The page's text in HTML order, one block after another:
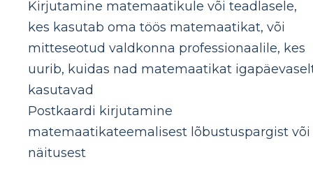
Kirjutamine matemaatikule või teadlasele,
kes kasutab oma töös matemaatikat, või
mitteseotud valdkonna professionaalile, kes
uurib, kuidas nad matemaatikat
kasutavad
Postkaardi kirjutamine
matemaatikateemalisest lõbustuspargist või
näitusest